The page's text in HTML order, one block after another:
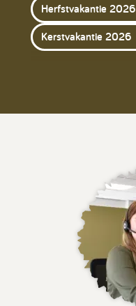
Herfstvakantie 2026
Kerstvakantie 2026